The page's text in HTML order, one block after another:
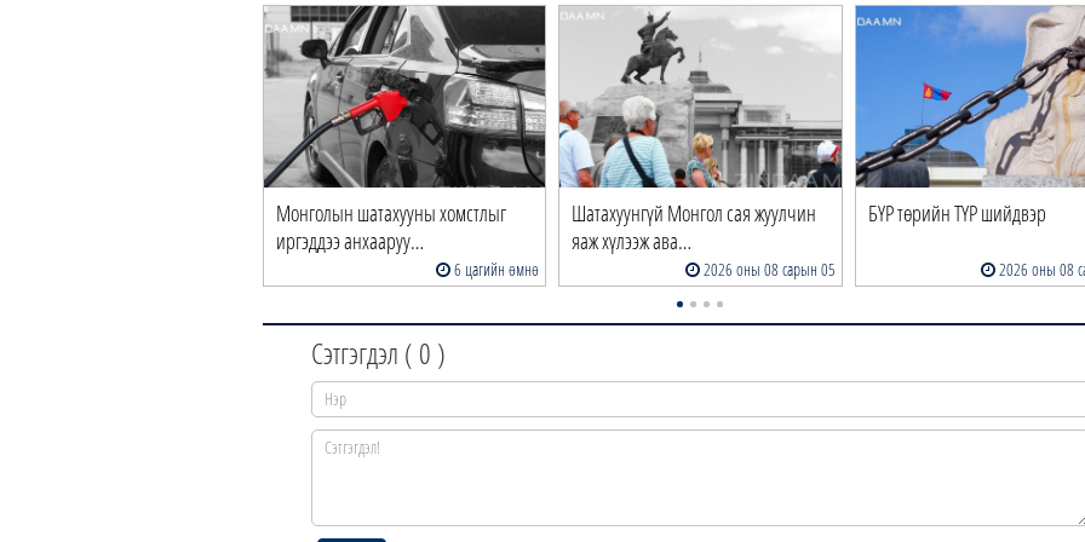
Монголын шатахууны хомстлыг
иргэддээ анхааруу…
6 цагийн өмнө
Шатахуунгүй Монгол сая жуулчин
яаж хүлээж ава…
2026 оны 08 сарын 05
БҮР төрийн ТҮР шийдвэр
2026 оны 08
Сэтгэгдэл ( 0 )